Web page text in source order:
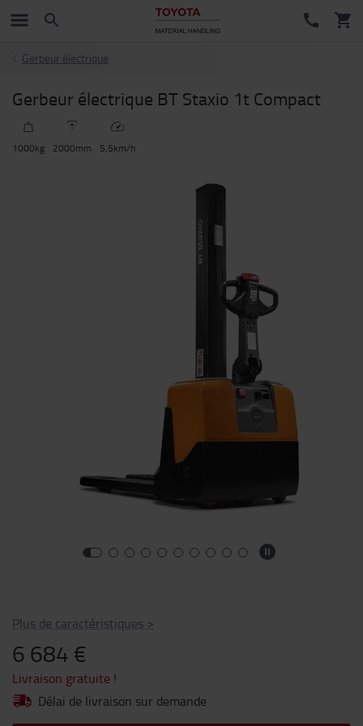
Gerbeur électrique
Gerbeur électrique BT Staxio 1t Compact
1000kg 2000mm 5,5km/h
Plus de caractéristiques >
6 684 €
Livraison gratuite !
Délai de livraison sur demande